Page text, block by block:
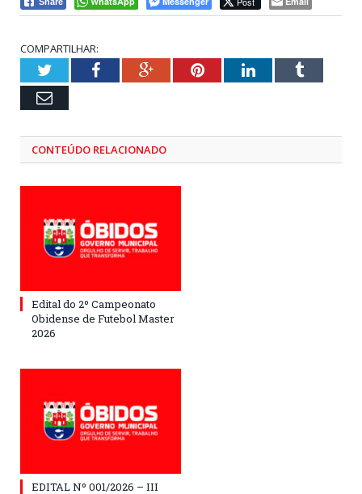
COMPARTILHAR:
TwitterFacebookGoogle+PinterestLinkedInTumblr
Email
CONTEÚDO RELACIONADO
Edital do 2º Campeonato
Obidense de Futebol Master
2026
EDITAL Nº 001/2026 – III